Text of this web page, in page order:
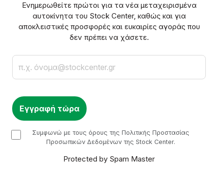
Ενημερωθείτε πρώτοι για τα νέα μεταχειρισμένα
αυτοκίνητα του Stock Center, καθώς και για
αποκλειστικές προσφορές και ευκαιρίες αγοράς που
δεν πρέπει να χάσετε.
checkbox
Συμφωνώ με τους όρους της Πολιτικής Προστασίας
Προσωπικών Δεδομένων της Stock Center.
Protected by Spam Master